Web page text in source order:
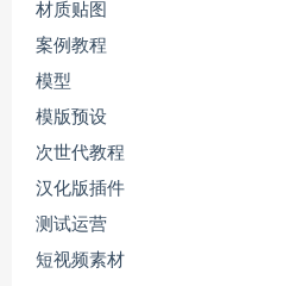
材质贴图
案例教程
模型
模版预设
次世代教程
汉化版插件
测试运营
短视频素材